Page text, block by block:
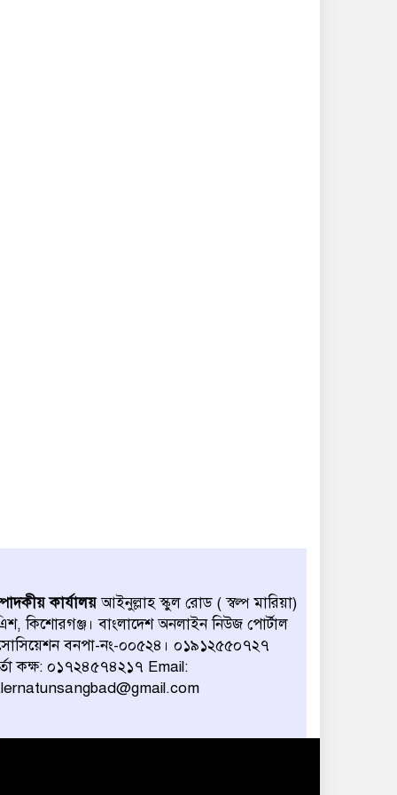
কার্যালয়আইনুল্লাহ স্কুল রোড ( স্বল্প মারিয়া)
কিশোরগঞ্জ। বাংলাদেশ অনলাইন নিউজ পোর্টাল
বনপা-নং-০০৫২৪। ০১৯১২৫৫০৭২৭
কক্ষ: ০১৭২৪৫৭৪২১৭ Email: